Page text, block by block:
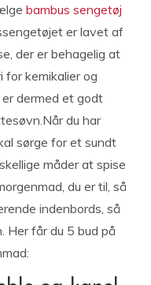
bambus sengetøj
er lavet af
der er behagelig at
for kemikalier og
dermed et godt
du har
sørge for et sundt
måder at spise
du er til, så
indenbords, så
Her får du 5 bud på